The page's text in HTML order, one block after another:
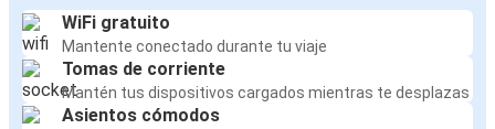
WiFi gratuito
Mantente conectado durante tu viaje
Tomas de corriente
Mantén tus dispositivos cargados mientras te desplazas
Asientos cómodos